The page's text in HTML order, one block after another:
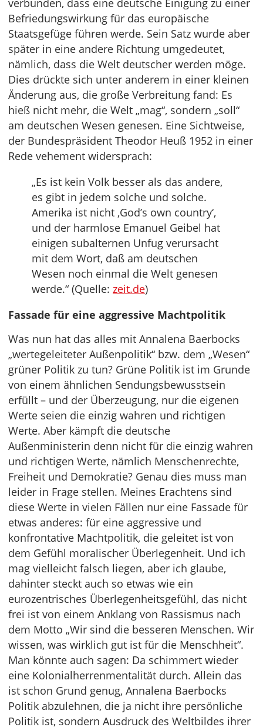
verbunden, dass eine deutsche Einigung zu einer
Befriedungswirkung für das europäische
Staatsgefüge führen werde. Sein Satz wurde aber
später in eine andere Richtung umgedeutet,
nämlich, dass die Welt deutscher werden möge.
Dies drückte sich unter anderem in einer kleinen
Änderung aus, die große Verbreitung fand: Es
hieß nicht mehr, die Welt „mag“, sondern „soll“
am deutschen Wesen genesen. Eine Sichtweise,
der Bundespräsident Theodor Heuß 1952 in einer
Rede vehement widersprach:
„Es ist kein Volk besser als das andere,
es gibt in jedem solche und solche.
Amerika ist nicht ‚God’s own country‘,
und der harmlose Emanuel Geibel hat
einigen subalternen Unfug verursacht
mit dem Wort, daß am deutschen
Wesen noch einmal die Welt genesen
werde.“ (Quelle: zeit.de)
Fassade für eine aggressive Machtpolitik
Was nun hat das alles mit Annalena Baerbocks
„wertegeleiteter Außenpolitik“ bzw. dem „Wesen“
grüner Politik zu tun? Grüne Politik ist im Grunde
von einem ähnlichen Sendungsbewusstsein
erfüllt – und der Überzeugung, nur die eigenen
Werte seien die einzig wahren und richtigen
Werte. Aber kämpft die deutsche
Außenministerin denn nicht für die einzig wahren
und richtigen Werte, nämlich Menschenrechte,
Freiheit und Demokratie? Genau dies muss man
leider in Frage stellen. Meines Erachtens sind
diese Werte in vielen Fällen nur eine Fassade für
etwas anderes: für eine aggressive und
konfrontative Machtpolitik, die geleitet ist von
dem Gefühl moralischer Überlegenheit. Und ich
mag vielleicht falsch liegen, aber ich glaube,
dahinter steckt auch so etwas wie ein
eurozentrisches Überlegenheitsgefühl, das nicht
frei ist von einem Anklang von Rassismus nach
dem Motto „Wir sind die besseren Menschen. Wir
wissen, was wirklich gut ist für die Menschheit“.
Man könnte auch sagen: Da schimmert wieder
eine Kolonialherrenmentalität durch. Allein das
ist schon Grund genug, Annalena Baerbocks
Politik abzulehnen, die ja nicht ihre persönliche
Politik ist, sondern Ausdruck des Weltbildes ihrer